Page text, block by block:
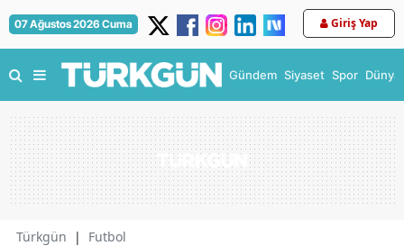
07 Ağustos 2026 Cuma Giriş Yap
Gündem Siyaset Spor Dünya
Türkgün | Futbol